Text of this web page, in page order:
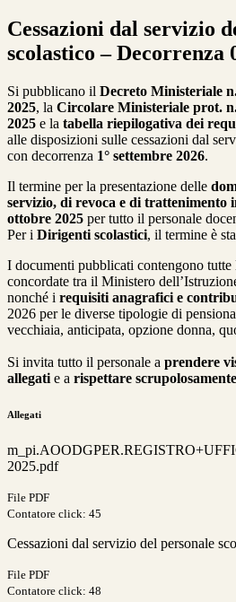
Cessazioni dal servizio
scolastico – Decorrenza
Si pubblicano il Decreto Ministeriale
2025, la Circolare Ministeriale prot.
2025 e la tabella riepilogativa dei
alle disposizioni sulle cessazioni dal
con decorrenza 1° settembre 2026.
Il termine per la presentazione delle
servizio, di revoca e di trattenimento
ottobre 2025 per tutto il personale
Per i Dirigenti scolastici, il termine è
I documenti pubblicati contengono tutte
concordate tra il Ministero
nonché i requisiti anagrafici e
2026 per le diverse tipologie di
vecchiaia, anticipata, opzione donna,
Si invita tutto il personale a prendere
allegati e a rispettare
Allegati
2025.pdf
File PDF
Contatore click: 45
Cessazioni dal servizio del personale
File PDF
Contatore click: 48